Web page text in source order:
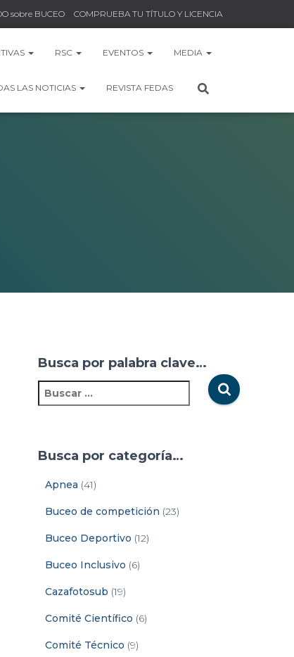
sobre BUCEO COMPRUEBA TU TÍTULO Y LICENCIA
RSC EVENTOS MEDIA
LAS NOTICIAS REVISTA FEDAS
Busca por palabra clave…
Busca por categoría…
Apnea (41)
Buceo de competición (23)
Buceo Deportivo (12)
Buceo Inclusivo (6)
Cazafotosub (19)
Comité Científico (6)
Comité Técnico (9)